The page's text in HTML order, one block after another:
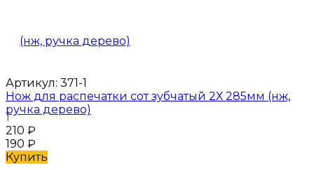
Артикул: 371-1
Нож для распечатки сот зубчатый 2Х 285мм (нж,
ручка дерево)
1
210 ₽
190 ₽
Купить